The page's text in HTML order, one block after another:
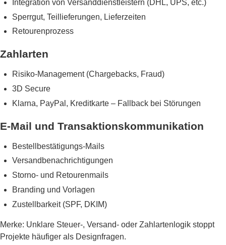
Integration von Versanddienstleistern (DHL, UPS, etc.)
Sperrgut, Teillieferungen, Lieferzeiten
Retourenprozess
Zahlarten
Risiko-Management (Chargebacks, Fraud)
3D Secure
Klarna, PayPal, Kreditkarte – Fallback bei Störungen
E-Mail und Transaktionskommunikation
Bestellbestätigungs-Mails
Versandbenachrichtigungen
Storno- und Retourenmails
Branding und Vorlagen
Zustellbarkeit (SPF, DKIM)
Merke: Unklare Steuer-, Versand- oder Zahlartenlogik stoppt
Projekte häufiger als Designfragen.